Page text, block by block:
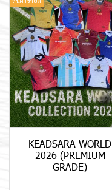
KEADSARA WORLD
2026 (PREMIUM
GRADE)